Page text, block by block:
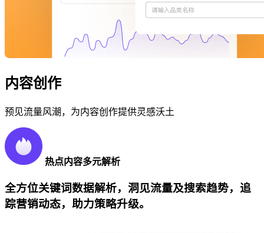
内容创作
预见流量风潮，为内容创作提供灵感沃土
热点内容多元解析
全方位关键词数据解析，洞见流量及搜索趋势，追
踪营销动态，助力策略升级。